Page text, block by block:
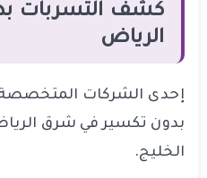
كشف التسربات
الرياض
إحدى الشركات
بدون تكسير في شرق
الخليج.